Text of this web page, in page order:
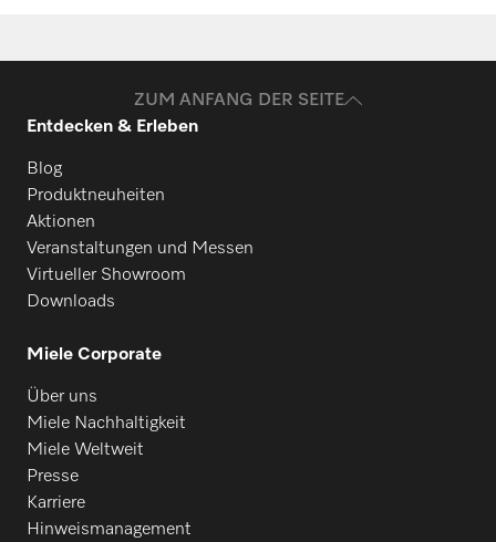
ZUM ANFANG DER SEITE
Entdecken & Erleben
Blog
Produktneuheiten
Aktionen
Veranstaltungen und Messen
Virtueller Showroom
Downloads
Miele Corporate
Über uns
Miele Nachhaltigkeit
Miele Weltweit
Presse
Karriere
Hinweismanagement